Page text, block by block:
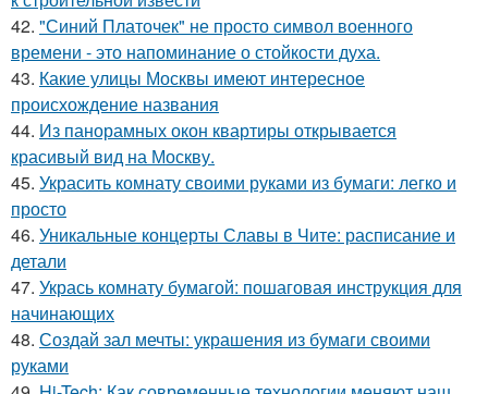
42. "Синий Платочек" не просто символ военного
времени - это напоминание о стойкости духа.
43. Какие улицы Москвы имеют интересное
происхождение названия
44. Из панорамных окон квартиры открывается
красивый вид на Москву.
45. Украсить комнату своими руками из бумаги: легко и
просто
46. Уникальные концерты Славы в Чите: расписание и
детали
47. Укрась комнату бумагой: пошаговая инструкция для
начинающих
48. Создай зал мечты: украшения из бумаги своими
руками